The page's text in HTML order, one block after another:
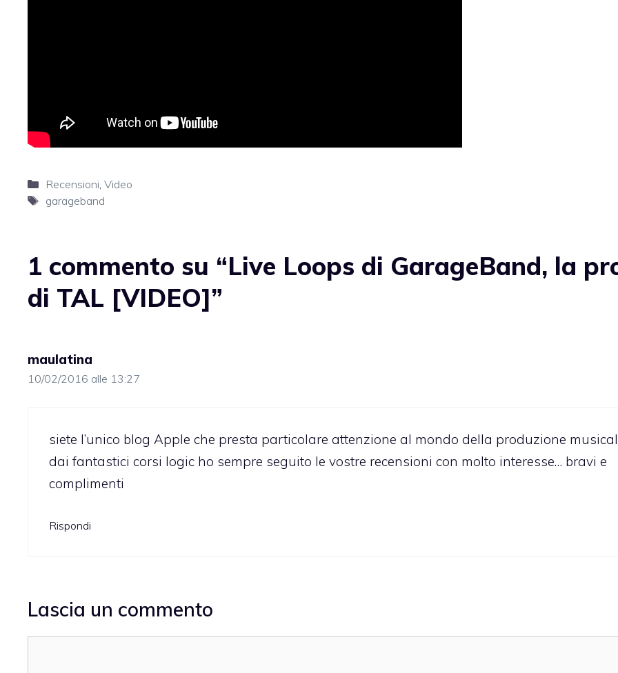
Categorie
Recensioni, Video
Tag
garageband
1 commento su “Live Loops di GarageBand, la
di TAL [VIDEO]”
maulatina
10/02/2016 alle 13:27
siete l’unico blog Apple che presta particolare attenzione al mondo della produzione
dai fantastici corsi logic ho sempre seguito le vostre recensioni con molto interesse… bravi e
complimenti
Rispondi
Lascia un commento